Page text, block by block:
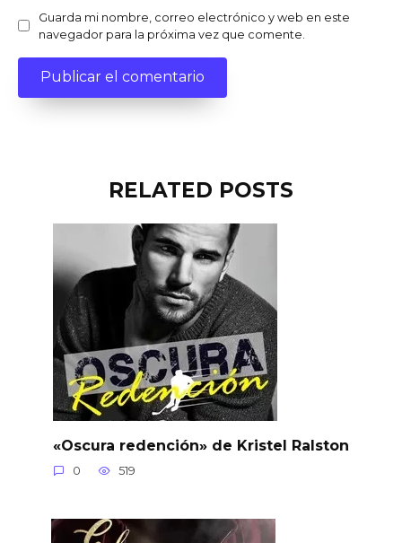
Guarda mi nombre, correo electrónico y web en este
navegador para la próxima vez que comente.
RELATED POSTS
«Oscura redención» de Kristel Ralston
0 519